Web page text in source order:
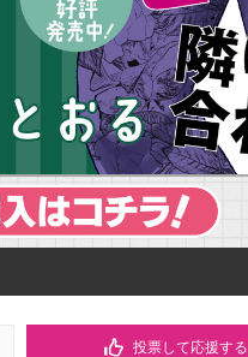
投票して応援する